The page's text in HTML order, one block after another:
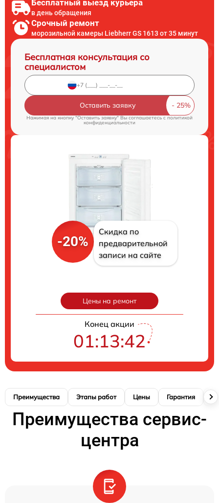
Бесплатный выезд курьера
в день обращения
Срочный ремонт
морозильной камеры Liebherr GS 1613 от 35 минут
Бесплатная консультация со
специалистом
Оставить заявку
Нажимая на кнопку "Оставить заявку" Вы соглашаетесь cполитикой
конфиденциальности
-20%
Скидка по
предварительной
записи на сайте
Цены на ремонт
Конец акции
01:13:41
Преимущества Этапы работ Цены Гарантия
Преимущества сервис-
центра